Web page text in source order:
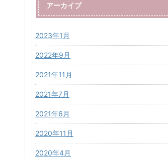
アーカイブ
2023年1月
2022年9月
2021年11月
2021年7月
2021年6月
2020年11月
2020年4月